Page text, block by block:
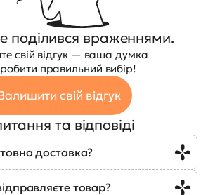
поділився враженнями.
свій відгук — ваша думка
правильний вибір!
свій відгук
та відповіді
доставка?
товар?